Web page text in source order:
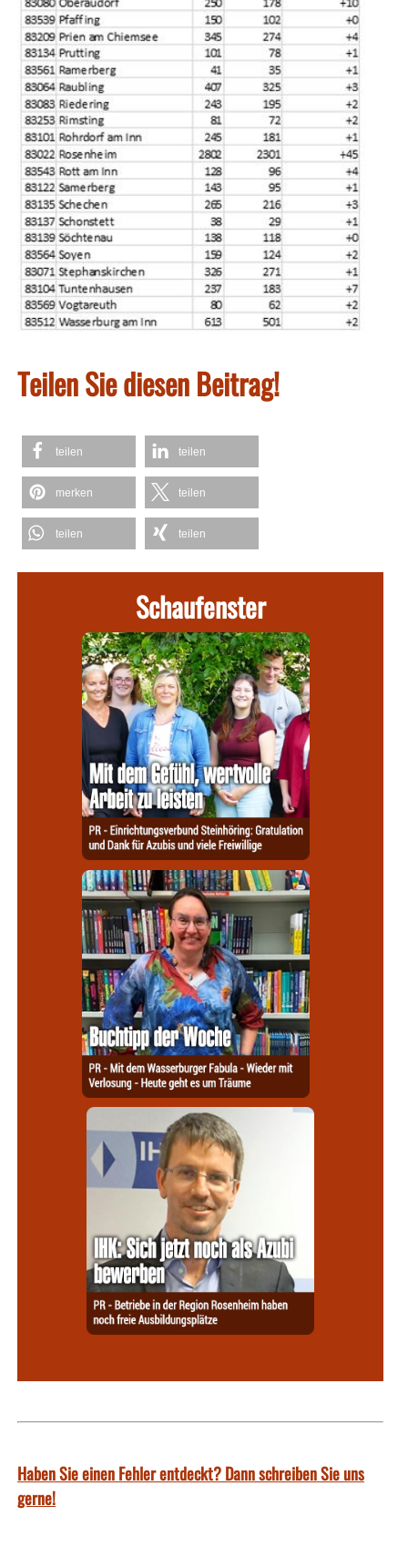
Teilen Sie diesen Beitrag!
teilen teilen
merken teilen
teilen teilen
Schaufenster
Haben Sie einen Fehler entdeckt? Dann schreiben Sie uns
gerne!